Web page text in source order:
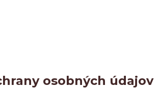
osobných údajov